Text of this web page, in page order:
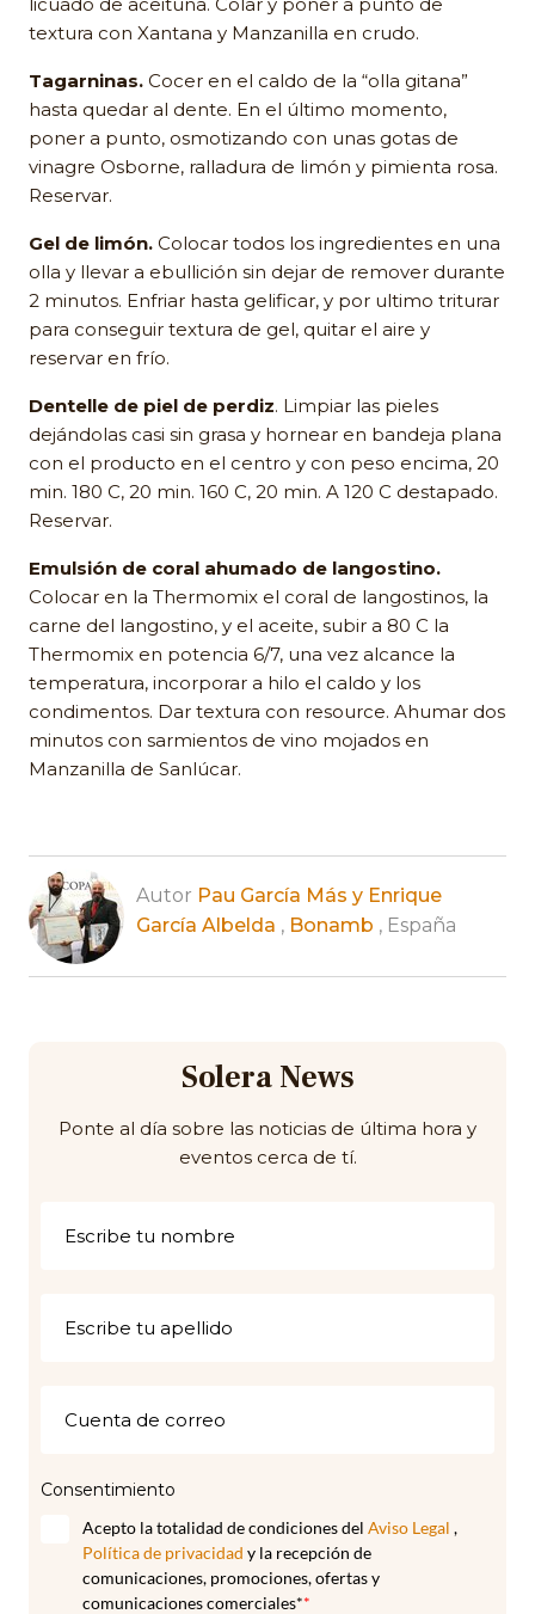
textura con Xantana y Manzanilla en crudo.
Tagarninas. Cocer en el caldo de la “olla gitana”
hasta quedar al dente. En el último momento,
poner a punto, osmotizando con unas gotas de
vinagre Osborne, ralladura de limón y pimienta rosa.
Reservar.
Gel de limón. Colocar todos los ingredientes en una
olla y llevar a ebullición sin dejar de remover durante
2 minutos. Enfriar hasta gelificar, y por ultimo triturar
para conseguir textura de gel, quitar el aire y
reservar en frío.
Dentelle de piel de perdiz. Limpiar las pieles
dejándolas casi sin grasa y hornear en bandeja plana
con el producto en el centro y con peso encima, 20
min. 180 C, 20 min. 160 C, 20 min. A 120 C destapado.
Reservar.
Emulsión de coral ahumado de langostino.
Colocar en la Thermomix el coral de langostinos, la
carne del langostino, y el aceite, subir a 80 C la
Thermomix en potencia 6/7, una vez alcance la
temperatura, incorporar a hilo el caldo y los
condimentos. Dar textura con resource. Ahumar dos
minutos con sarmientos de vino mojados en
Manzanilla de Sanlúcar.
Autor Pau García Más y Enrique
García Albelda , Bonamb , España
Solera News
Ponte al día sobre las noticias de última hora y
eventos cerca de tí.
Consentimiento
Acepto la totalidad de condiciones del Aviso Legal ,
Política de privacidad y la recepción de
comunicaciones, promociones, ofertas y
comunicaciones comerciales**